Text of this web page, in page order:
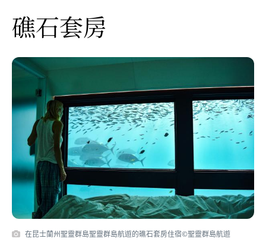
礁石套房
在昆士蘭州聖靈群島聖靈群島航遊的礁石套房住宿©聖靈群島航遊